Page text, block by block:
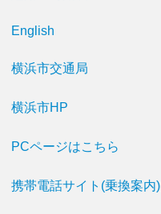
English
横浜市交通局
横浜市HP
PCページはこちら
携帯電話サイト(乗換案内